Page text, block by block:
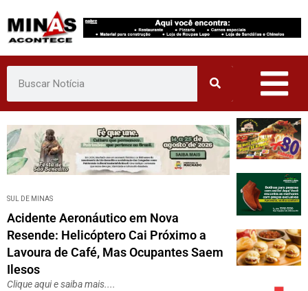
Pular
para
o
conteúdo
SUL DE MINAS
Acidente Aeronáutico em Nova
Resende: Helicóptero Cai Próximo a
Lavoura de Café, Mas Ocupantes Saem
Ilesos
Clique aqui e saiba mais....